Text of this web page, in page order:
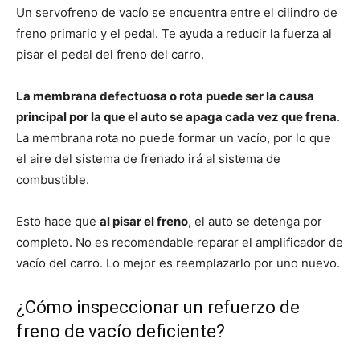
Un servofreno de vacío se encuentra entre el cilindro de
freno primario y el pedal. Te ayuda a reducir la fuerza al
pisar el pedal del freno del carro.
La membrana defectuosa o rota puede ser la causa
principal por la que el auto se apaga cada vez que frena.
La membrana rota no puede formar un vacío, por lo que
el aire del sistema de frenado irá al sistema de
combustible.
Esto hace que al pisar el freno, el auto se detenga por
completo. No es recomendable reparar el amplificador de
vacío del carro. Lo mejor es reemplazarlo por uno nuevo.
¿Cómo inspeccionar un refuerzo de
freno de vacío deficiente?